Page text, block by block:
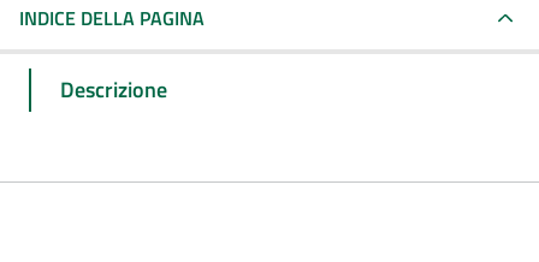
INDICE DELLA PAGINA
Descrizione